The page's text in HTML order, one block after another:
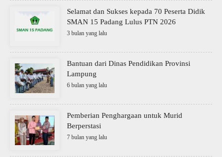
Selamat dan Sukses kepada 70 Peserta Didik
SMAN 15 Padang Lulus PTN 2026
3 bulan yang lalu
Bantuan dari Dinas Pendidikan Provinsi
Lampung
6 bulan yang lalu
Pemberian Penghargaan untuk Murid
Berperstasi
7 bulan yang lalu